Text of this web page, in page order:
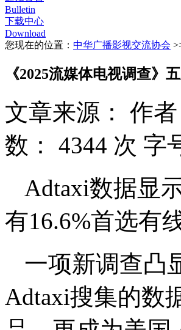
Bulletin
下载中心
Download
您现在的位置： 中华广播影视交流协会
《2025流媒体电视调查》
文章来源： 作者
数： 4344 次 字
Adtaxi数据显
有16.6%首选有
一项新调查凸
Adtaxi搜集的数